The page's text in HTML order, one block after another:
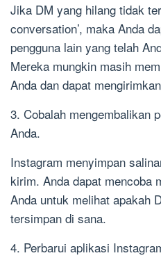
Jika DM yang hilang tidak
conversation’, maka Anda
pengguna lain yang telah
Mereka mungkin masih
Anda dan dapat
3. Cobalah mengembalikan
Anda.
Instagram menyimpan
kirim. Anda dapat mencoba
Anda untuk melihat apakah
tersimpan di sana.
4. Perbarui aplikasi